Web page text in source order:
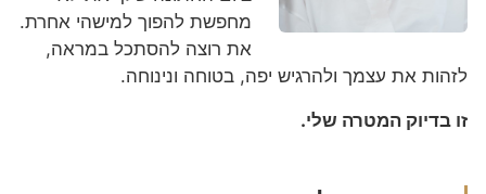
מחפשת להפוך למישהי אחרת.
את רוצה להסתכל במראה,
לזהות את עצמך ולהרגיש יפה, בטוחה ונינוחה.
זו בדיוק המטרה שלי.